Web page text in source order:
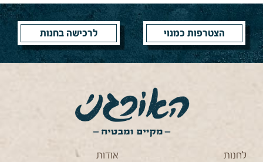
הצטרפות כמנוי לרכישה בחנות
לחנות
אודות